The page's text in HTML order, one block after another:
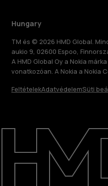
Rólunk
Javítás,
Támogatás
Hungary
TM és © 2026 HMD Global.
aukio 9, 02600 Espoo,
A HMD Global Oy a Nokia
vonatkozóan. A Nokia a Nokia
FeltételekAdatvédelemSüti